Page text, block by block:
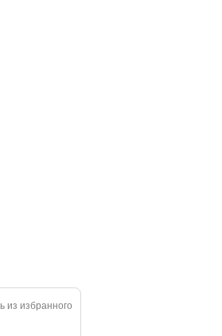
из избранного